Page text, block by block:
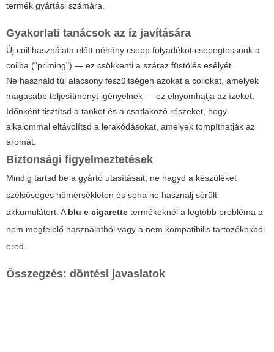
termék gyártási számára.
Gyakorlati tanácsok az íz javítására
Új coil használata előtt néhány csepp folyadékot csepegtessünk a
coilba ("priming") — ez csökkenti a száraz füstölés esélyét.
Ne használd túl alacsony feszültségen azokat a coilokat, amelyek
magasabb teljesítményt igényelnek — ez elnyomhatja az ízeket.
Időnként tisztítsd a tankot és a csatlakozó részeket, hogy
alkalommal eltávolítsd a lerakódásokat, amelyek tompíthatják az
aromát.
Biztonsági figyelmeztetések
Mindig tartsd be a gyártó utasításait, ne hagyd a készüléket
szélsőséges hőmérsékleten és soha ne használj sérült
akkumulátort. Ablu e cigarette termékeknél a legtöbb probléma a
nem megfelelő használatból vagy a nem kompatibilis tartozékokból
ered.
Összegzés: döntési javaslatok